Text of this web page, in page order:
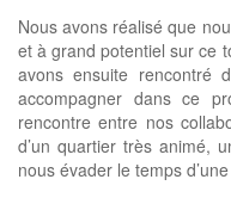
Nous avons réalisé que
et à grand potentiel sur ce
avons ensuite rencontré
accompagner dans ce
rencontre entre nos
d’un quartier très animé,
nous évader le temps